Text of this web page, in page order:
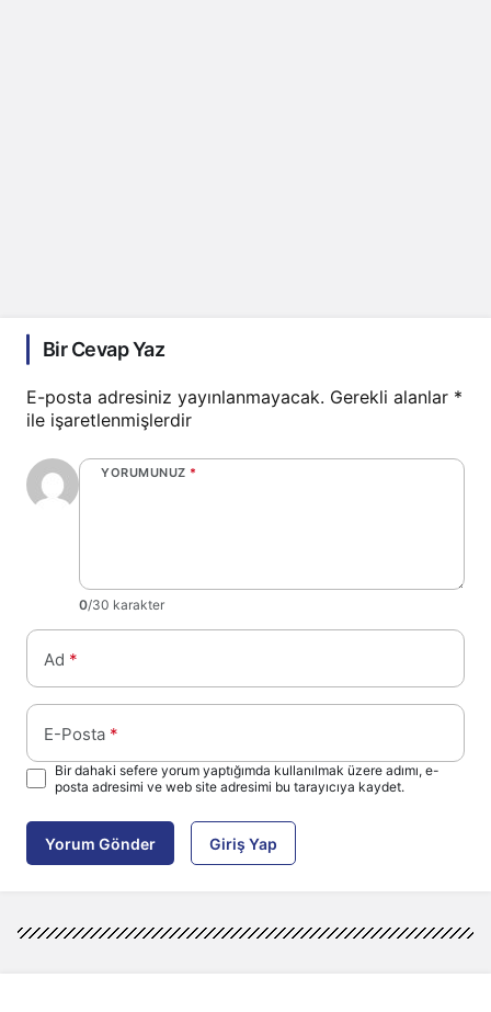
Bir Cevap Yaz
E-posta adresiniz yayınlanmayacak. Gerekli alanlar *
ile işaretlenmişlerdir
YORUMUNUZ *
0/30 karakter
Ad *
E-Posta *
Bir dahaki sefere yorum yaptığımda kullanılmak üzere adımı, e-
posta adresimi ve web site adresimi bu tarayıcıya kaydet.
Yorum Gönder Giriş Yap